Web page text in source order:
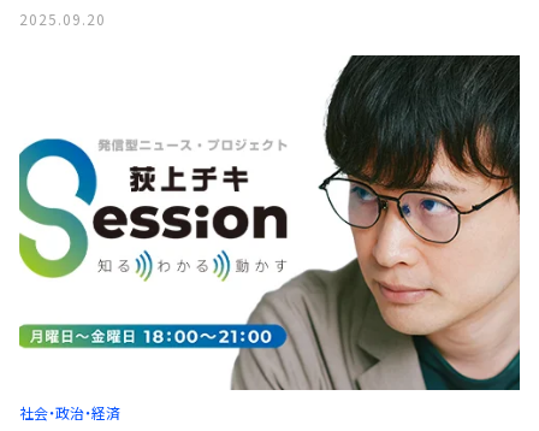
2025.09.20
社会・政治・経済